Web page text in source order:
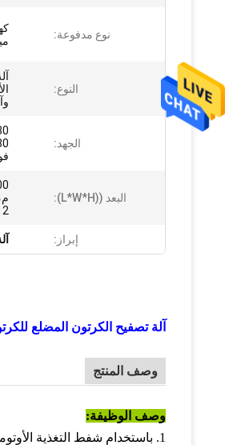
نوع مدفوعة:
النوع:
الجهد:
البعد ((L*W*H):
2 × 2.4 م، 6000 مم * 1800 مم * 20
إبراز:
آلة تصفيح الكرتون المضلع
وصف المنتج
وصف الوظيفة:
1. باستخدام شفط التغذية الأوتوماتيكية للورقة السفلية ، وفقًا لسرعة تشغيل الماكينة الرئيسية ، التتبع التلقائي المستمر